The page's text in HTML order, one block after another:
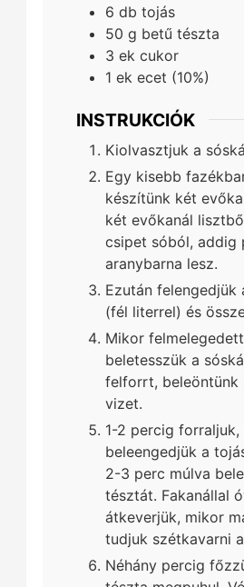
6 db tojás
50 g betű tészta
3 ek cukor
1 ek ecet (10%)
INSTRUKCIÓK
Kiolvasztjuk a
Egy kisebb
készítünk két
két evőkanál
csipet sóból, addig
aranybarna lesz.
Ezután felengedjük
(fél literrel) és
Mikor
beletesszük a
felforrt, beleöntünk
vizet.
1-2 percig forraljuk,
beleengedjük a
2-3 perc múlva
tésztát. Fakanállal
átkeverjük, mikor
tudjuk szétkavarni
Néhány percig